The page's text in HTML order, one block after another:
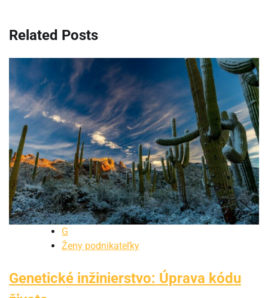
Related Posts
G
Ženy podnikateľky
Genetické inžinierstvo: Úprava kódu